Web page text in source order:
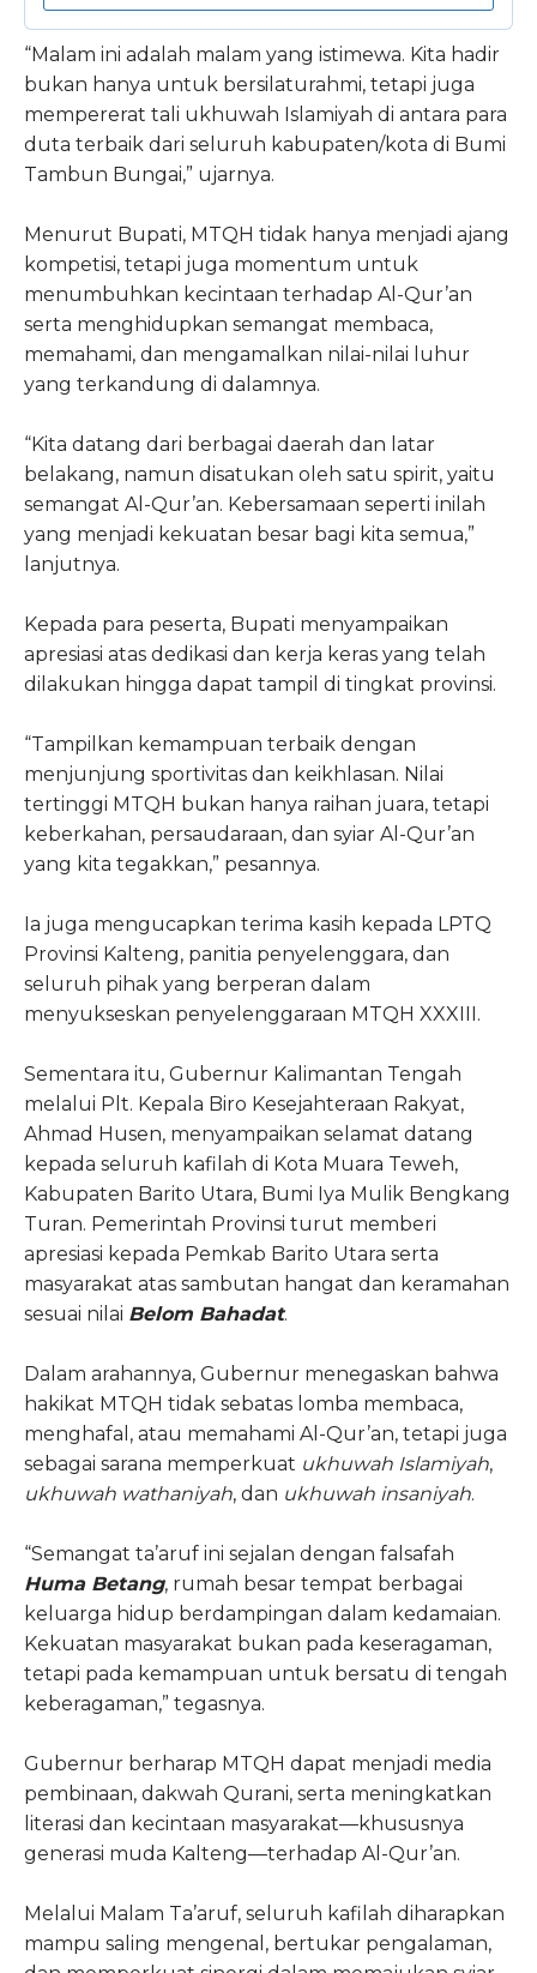
“Malam ini adalah malam yang istimewa. Kita hadir
bukan hanya untuk bersilaturahmi, tetapi juga
mempererat tali ukhuwah Islamiyah di antara para
duta terbaik dari seluruh kabupaten/kota di Bumi
Tambun Bungai,” ujarnya.
Menurut Bupati, MTQH tidak hanya menjadi ajang
kompetisi, tetapi juga momentum untuk
menumbuhkan kecintaan terhadap Al-Qur’an
serta menghidupkan semangat membaca,
memahami, dan mengamalkan nilai-nilai luhur
yang terkandung di dalamnya.
“Kita datang dari berbagai daerah dan latar
belakang, namun disatukan oleh satu spirit, yaitu
semangat Al-Qur’an. Kebersamaan seperti inilah
yang menjadi kekuatan besar bagi kita semua,”
lanjutnya.
Kepada para peserta, Bupati menyampaikan
apresiasi atas dedikasi dan kerja keras yang telah
dilakukan hingga dapat tampil di tingkat provinsi.
“Tampilkan kemampuan terbaik dengan
menjunjung sportivitas dan keikhlasan. Nilai
tertinggi MTQH bukan hanya raihan juara, tetapi
keberkahan, persaudaraan, dan syiar Al-Qur’an
yang kita tegakkan,” pesannya.
Ia juga mengucapkan terima kasih kepada LPTQ
Provinsi Kalteng, panitia penyelenggara, dan
seluruh pihak yang berperan dalam
menyukseskan penyelenggaraan MTQH XXXIII.
Sementara itu, Gubernur Kalimantan Tengah
melalui Plt. Kepala Biro Kesejahteraan Rakyat,
Ahmad Husen, menyampaikan selamat datang
kepada seluruh kafilah di Kota Muara Teweh,
Kabupaten Barito Utara, Bumi Iya Mulik Bengkang
Turan. Pemerintah Provinsi turut memberi
apresiasi kepada Pemkab Barito Utara serta
masyarakat atas sambutan hangat dan keramahan
sesuai nilai Belom Bahadat.
Dalam arahannya, Gubernur menegaskan bahwa
hakikat MTQH tidak sebatas lomba membaca,
menghafal, atau memahami Al-Qur’an, tetapi juga
sebagai sarana memperkuat ukhuwah Islamiyah,
ukhuwah wathaniyah, dan ukhuwah insaniyah.
“Semangat ta’aruf ini sejalan dengan falsafah
Huma Betang, rumah besar tempat berbagai
keluarga hidup berdampingan dalam kedamaian.
Kekuatan masyarakat bukan pada keseragaman,
tetapi pada kemampuan untuk bersatu di tengah
keberagaman,” tegasnya.
Gubernur berharap MTQH dapat menjadi media
pembinaan, dakwah Qurani, serta meningkatkan
literasi dan kecintaan masyarakat—khususnya
generasi muda Kalteng—terhadap Al-Qur’an.
Melalui Malam Ta’aruf, seluruh kafilah diharapkan
mampu saling mengenal, bertukar pengalaman,